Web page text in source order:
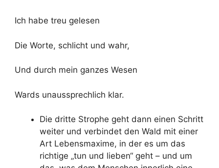
Ich habe treu gelesen
Die Worte, schlicht und wahr,
Und durch mein ganzes Wesen
Wards unaussprechlich klar.
Die dritte Strophe geht dann einen Schritt
weiter und verbindet den Wald mit einer
Art Lebensmaxime, in der es um das
richtige „tun und lieben“ geht – und um